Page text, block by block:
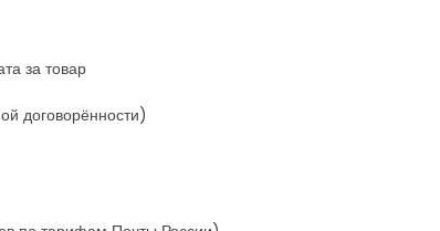
за товар
договорённости)